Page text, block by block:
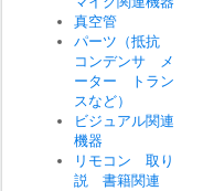
真空管
パーツ（抵抗
コンデンサ メ
ーター トラン
スなど）
ビジュアル関連
機器
リモコン 取り
説 書籍関連